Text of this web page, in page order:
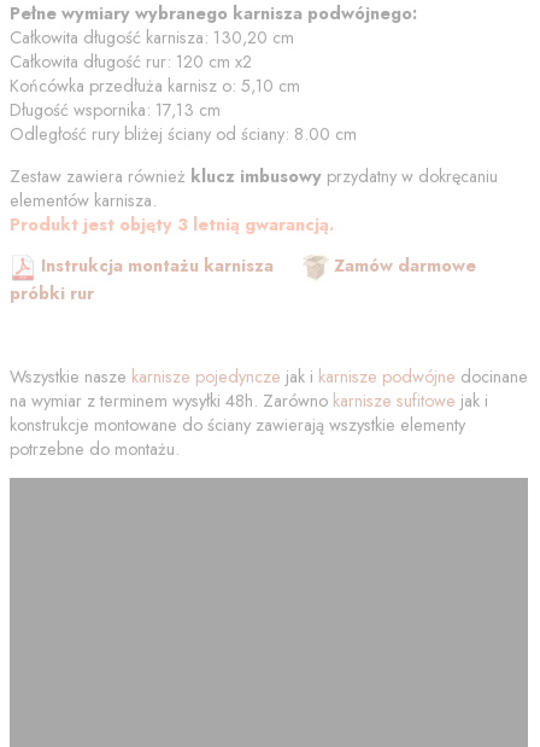
Pełne wymiary wybranego karnisza podwójnego:
Całkowita długość karnisza: 130,20 cm
Całkowita długość rur: 120 cm x2
Końcówka przedłuża karnisz o: 5,10 cm
Długość wspornika: 17,13 cm
Odległość rury bliżej ściany od ściany: 8.00 cm
Zestaw zawiera również klucz imbusowy przydatny w dokręcaniu
elementów karnisza.
Produkt jest objęty 3 letnią gwarancją.
Instrukcja montażu karnisza
Zamów darmowe
próbki rur
Wszystkie nasze karnisze pojedyncze jak i karnisze podwójne docinane
na wymiar z terminem wysyłki 48h. Zarówno karnisze sufitowe jak i
konstrukcje montowane do ściany zawierają wszystkie elementy
potrzebne do montażu.